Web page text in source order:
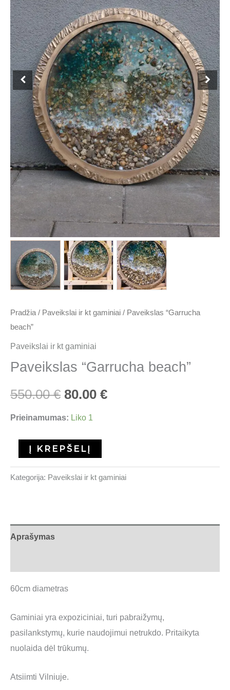
Pradžia / Paveikslai ir kt gaminiai / Paveikslas “Garrucha
beach”
Paveikslai ir kt gaminiai
Paveikslas “Garrucha beach”
550.00€
550.00 €.
80.00 €
80.00 €.
Prieinamumas: Liko 1
Į KREPŠELĮ
Kategorija: Paveikslai ir kt gaminiai
Aprašymas
60cm diametras
Gaminiai yra expoziciniai, turi pabraižymų,
pasilankstymų, kurie naudojimui netrukdo. Pritaikyta
nuolaida dėl trūkumų.
Atsiimti Vilniuje.